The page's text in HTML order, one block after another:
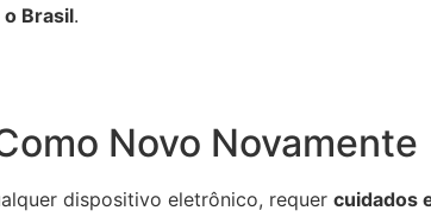
Brasil.
Novo Novamente
dispositivo eletrônico, requer cuidados